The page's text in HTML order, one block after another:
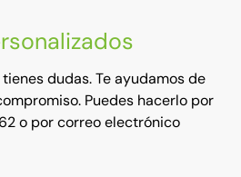
dudas. Te ayudamos de
Puedes hacerlo por
o por correo electrónico